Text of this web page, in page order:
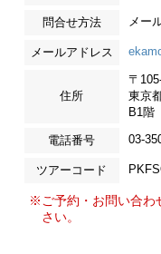
問合せ方法 メー
メールアドレス
住所
〒
東京
B1階
電話番号 03-
ツアーコード
※ご予約・お問い合わ
さい。